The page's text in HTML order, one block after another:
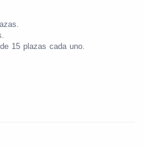
15 plazas cada uno.